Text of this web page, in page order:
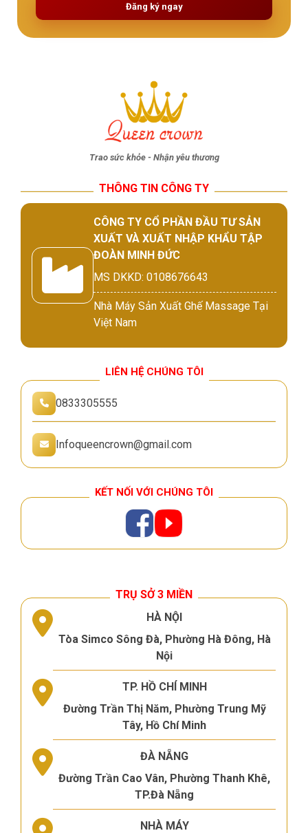
Đăng ký ngay
Trao sức khỏe - Nhận yêu thương
THÔNG TIN CÔNG TY
CÔNG TY CỔ PHẦN ĐẦU TƯ SẢN
XUẤT VÀ XUẤT NHẬP KHẨU TẬP
ĐOÀN MINH ĐỨC
MS DKKD: 0108676643
Nhà Máy Sản Xuất Ghế Massage Tại
Việt Nam
LIÊN HỆ CHÚNG TÔI
0833305555
Infoqueencrown@gmail.com
KẾT NỐI VỚI CHÚNG TÔI
TRỤ SỞ 3 MIỀN
HÀ NỘI
Tòa Simco Sông Đà, Phường Hà Đông, Hà
Nội
TP. HỒ CHÍ MINH
Đường Trần Thị Năm, Phường Trung Mỹ
Tây, Hồ Chí Minh
ĐÀ NẴNG
Đường Trần Cao Vân, Phường Thanh Khê,
TP.Đà Nẵng
NHÀ MÁY